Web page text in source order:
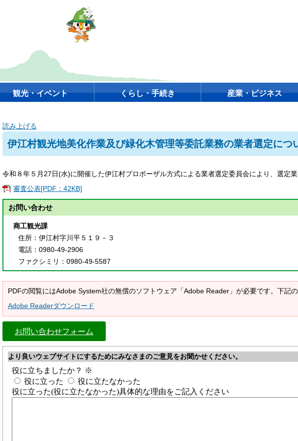
観光・イベント くらし・手続き 産業・ビジネス
読み上げる
伊江村観光地美化作業及び緑化木管理等委託業務の業者選定につ
令和８年５月27日(水)に開催した伊江村プロポーザル方式による業者選定委員会により、選定
審査公表[PDF：42KB]
お問い合わせ
商工観光課
住所 ：伊江村字川平５１９－３
電話 ：0980-49-2906
ファクシミリ ：0980-49-5587
PDFの閲覧にはAdobe System社の無償のソフトウェア「Adobe Reader」が必要です。下記
Adobe Readerダウンロード
お問い合わせフォーム
より良いウェブサイトにするためにみなさまのご意見をお聞かせください。